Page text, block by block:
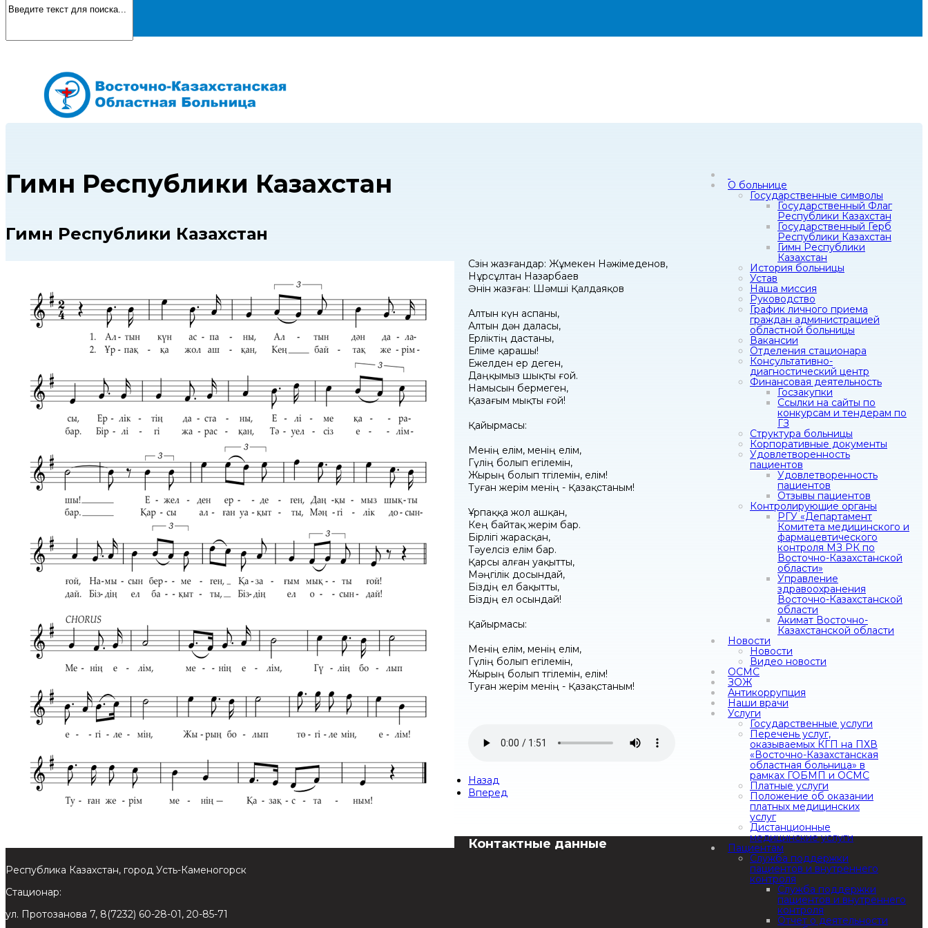
О больнице
Государственные символы
Государственный Флаг
Республики Казахстан
Государственный Герб
Республики Казахстан
Гимн Республики
Казахстан
История больницы
Устав
Наша миссия
Руководство
График личного приема
граждан администрацией
областной больницы
Вакансии
Отделения стационара
Консультативно-
диагностический центр
Финансовая деятельность
Госзакупки
Ссылки на сайты по
конкурсам и тендерам по
ГЗ
Структура больницы
Корпоративные документы
Удовлетворенность
пациентов
Удовлетворенность
пациентов
Отзывы пациентов
Контролирующие органы
РГУ «Департамент
Комитета медицинского и
фармацевтического
контроля МЗ РК по
Восточно-Казахстанской
области»
Управление
здравоохранения
Восточно-Казахстанской
области
Акимат Восточно-
Казахстанской области
Новости
Новости
Видео новости
ОСМС
ЗОЖ
Антикоррупция
Наши врачи
Услуги
Государственные услуги
Перечень услуг,
оказываемых КГП на ПХВ
«Восточно-Казахстанская
областная больница» в
рамках ГОБМП и ОСМС
Платные услуги
Положение об оказании
платных медицинских
услуг
Дистанционные
медицинские услуги
Пациентам
Служба поддержки
пациентов и внутреннего
контроля
Служба поддержки
пациентов и внутреннего
контроля
Отчет о деятельности
Гимн Республики Казахстан
Гимн Республики Казахстан
Сөзін жазғандар: Жұмекен Нәжімеденов,
Нұрсұлтан Назарбаев
Әнін жазған: Шәмші Қалдаяқов
Алтын күн аспаны,
Алтын дән даласы,
Ерліктің дастаны,
Еліме қарашы!
Ежелден ер деген,
Даңқымыз шықты ғой.
Намысын бермеген,
Қазағым мықты ғой!
Қайырмасы:
Менің елім, менің елім,
Гүлің болып егілемін,
Жырың болып төгілемін, елім!
Туған жерім менің - Қазақстаным!
Ұрпаққа жол ашқан,
Кең байтақ жерім бар.
Бірлігі жарасқан,
Тәуелсіз елім бар.
Қарсы алған уақытты,
Мәңгілік досындай,
Біздің ел бақытты,
Біздің ел осындай!
Қайырмасы:
Менің елім, менің елім,
Гүлің болып егілемін,
Жырың болып төгілемін, елім!
Туған жерім менің - Қазақстаным!
Назад
Вперед
Контактные данные
Республика Казахстан, город Усть-Каменогорск
Стационар:
ул. Протозанова 7, 8(7232) 60-28-01, 20-85-71